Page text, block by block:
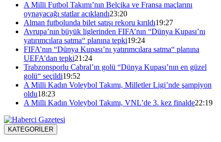
A Milli Futbol Takımı’nın Belçika ve Fransa maçlarını
oynayacağı statlar açıklandı23:20
Alman futbolunda bilet satışı rekoru kırıldı19:27
Avrupa’nın büyük liglerinden FIFA’nın “Dünya Kupası’nı
yatırımcılara satma“ planına tepki19:24
FIFA’nın “Dünya Kupası’nı yatırımcılara satma“ planına
UEFA’dan tepki21:24
Trabzonsporlu Cabral’ın golü “Dünya Kupası’nın en güzel
golü“ seçildi19:52
A Milli Kadın Voleybol Takımı, Milletler Ligi’nde şampiyon
oldu18:23
A Milli Kadın Voleybol Takımı, VNL’de 3. kez finalde22:19
KATEGORİLER